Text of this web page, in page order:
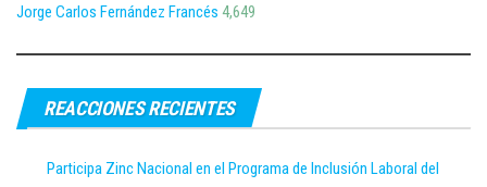
Jorge Carlos Fernández Francés 4,649
REACCIONES RECIENTES
Participa Zinc Nacional en el Programa de Inclusión Laboral del